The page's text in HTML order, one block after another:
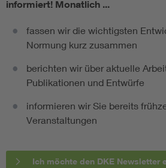
informiert! Monatlich ...
fassen wir die wichtigsten
Normung kurz zusammen
berichten wir über aktuelle
Publikationen und Entwürfe
informieren wir Sie bereits
Veranstaltungen
Ich möchte den DKE Newsletter